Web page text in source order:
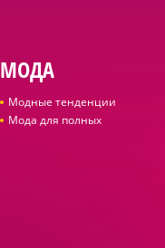
МОДА
Модные тенденции
Мода для полных